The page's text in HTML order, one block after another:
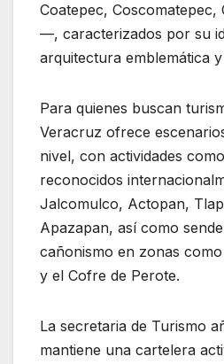
Coatepec, Coscomatepec,
—, caracterizados por su
arquitectura emblemática
Para quienes buscan
Veracruz ofrece
nivel, con actividades
reconocidos
Jalcomulco, Actopan,
Apazapan, así como
cañonismo en zonas
y el Cofre de Perote.
La secretaria de Turismo
mantiene una cartelera